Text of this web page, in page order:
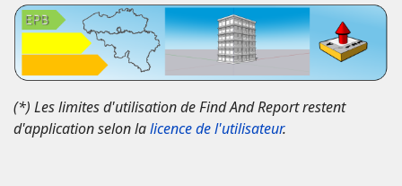
(*) Les limites d'utilisation de Find And Report restent
d'application selon lalicence de l'utilisateur.